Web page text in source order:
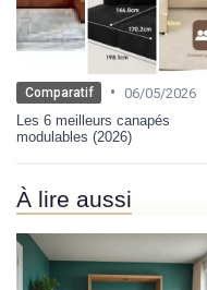
Comparatif • 06/05/2026
Les 6 meilleurs canapés
modulables (2026)
À lire aussi